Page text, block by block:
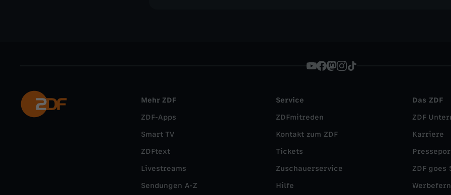
Mehr ZDF
ZDF-Apps
Smart TV
ZDFtext
Livestreams
Sendungen A-Z
Service
ZDFmitreden
Kontakt zum ZDF
Tickets
Zuschauerservice
Hilfe
Das ZDF
ZDF
Karriere
ZDF goes